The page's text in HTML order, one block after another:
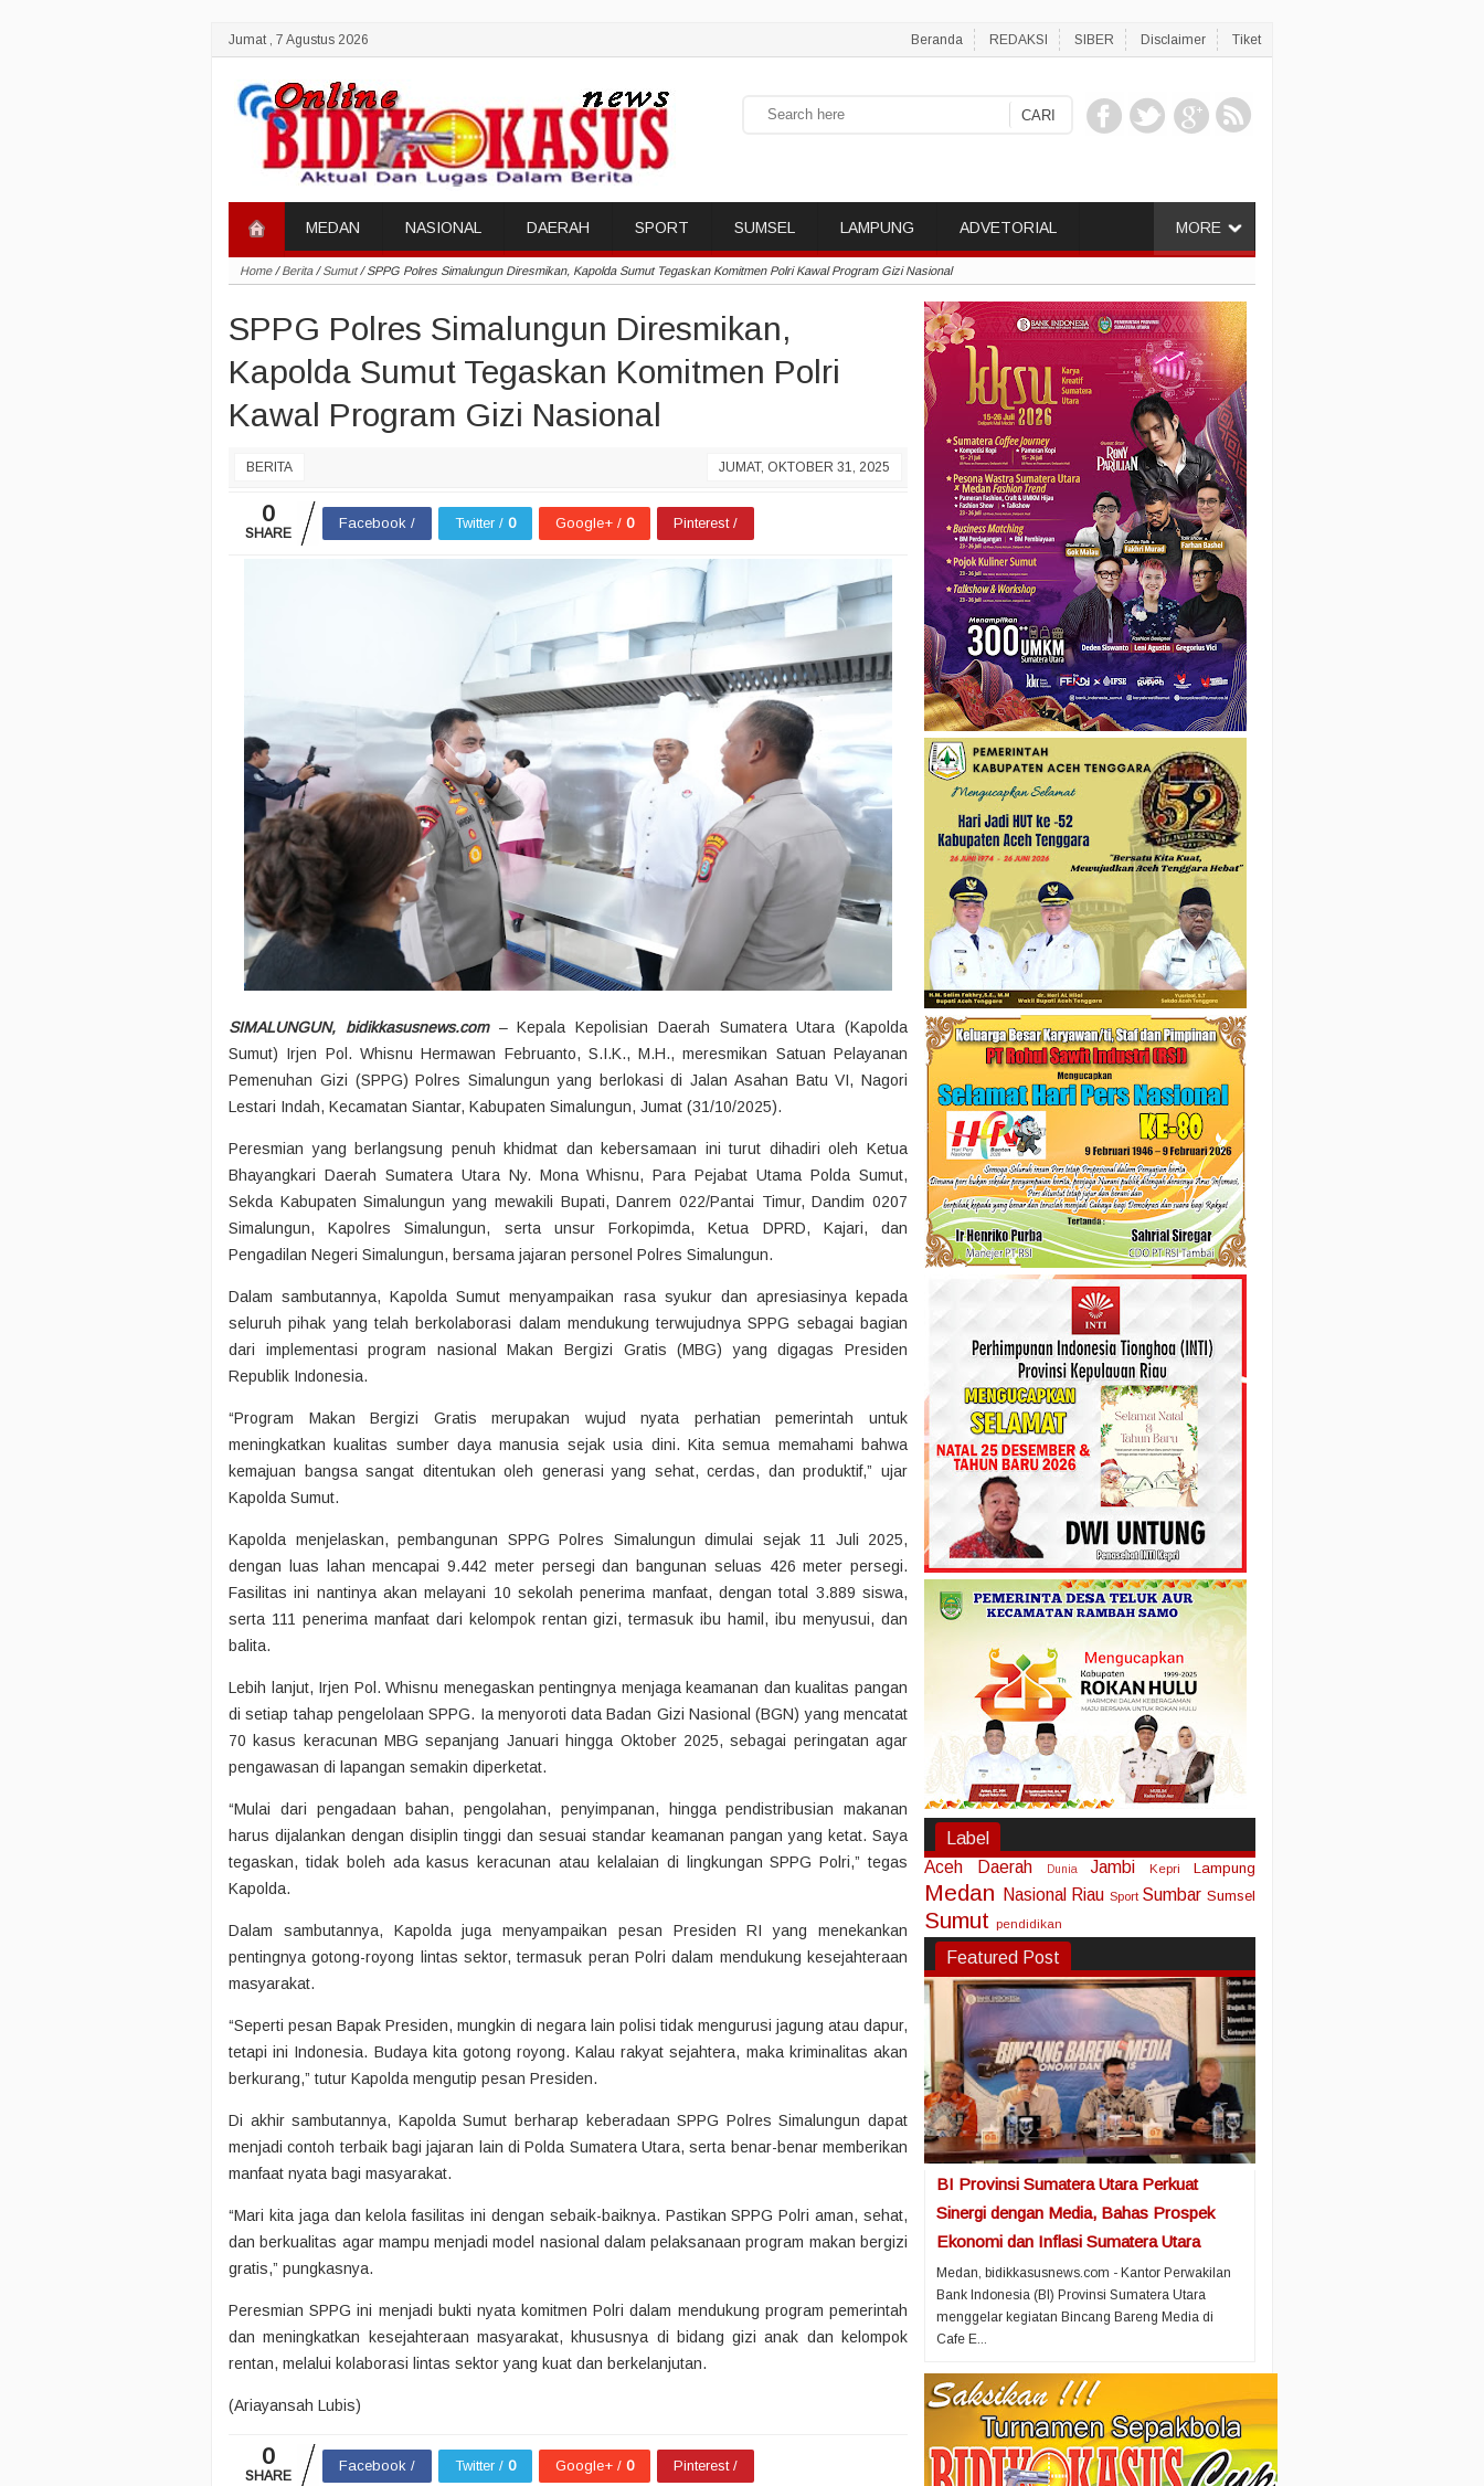
Jumat , 7 Agustus 2026 Beranda REDAKSI SIBER Disclaimer Tiket
MORE
MEDAN NASIONAL DAERAH SPORT SUMSEL LAMPUNG ADVETORIAL
Home/Berita/Sumut/SPPG Polres Simalungun Diresmikan, Kapolda Sumut Tegaskan Komitmen Polri Kawal Program Gizi Nasional
SPPG Polres Simalungun Diresmikan,
Kapolda Sumut Tegaskan Komitmen Polri
Kawal Program Gizi Nasional
BERITA JUMAT, OKTOBER 31, 2025
0
SHARE
Facebook / Twitter / 0 Google+ / 0 Pinterest /
SIMALUNGUN, bidikkasusnews.com– Kepala Kepolisian Daerah Sumatera Utara (Kapolda
Sumut) Irjen Pol. Whisnu Hermawan Februanto, S.I.K., M.H., meresmikan Satuan Pelayanan
Pemenuhan Gizi (SPPG) Polres Simalungun yang berlokasi di Jalan Asahan Batu VI, Nagori
Lestari Indah, Kecamatan Siantar, Kabupaten Simalungun, Jumat (31/10/2025).
Peresmian yang berlangsung penuh khidmat dan kebersamaan ini turut dihadiri oleh Ketua
Bhayangkari Daerah Sumatera Utara Ny. Mona Whisnu, Para Pejabat Utama Polda Sumut,
Sekda Kabupaten Simalungun yang mewakili Bupati, Danrem 022/Pantai Timur, Dandim 0207
Simalungun, Kapolres Simalungun, serta unsur Forkopimda, Ketua DPRD, Kajari, dan
Pengadilan Negeri Simalungun, bersama jajaran personel Polres Simalungun.
Dalam sambutannya, Kapolda Sumut menyampaikan rasa syukur dan apresiasinya kepada
seluruh pihak yang telah berkolaborasi dalam mendukung terwujudnya SPPG sebagai bagian
dari implementasi program nasional Makan Bergizi Gratis (MBG) yang digagas Presiden
Republik Indonesia.
“Program Makan Bergizi Gratis merupakan wujud nyata perhatian pemerintah untuk
meningkatkan kualitas sumber daya manusia sejak usia dini. Kita semua memahami bahwa
kemajuan bangsa sangat ditentukan oleh generasi yang sehat, cerdas, dan produktif,” ujar
Kapolda Sumut.
Kapolda menjelaskan, pembangunan SPPG Polres Simalungun dimulai sejak 11 Juli 2025,
dengan luas lahan mencapai 9.442 meter persegi dan bangunan seluas 426 meter persegi.
Fasilitas ini nantinya akan melayani 10 sekolah penerima manfaat, dengan total 3.889 siswa,
serta 111 penerima manfaat dari kelompok rentan gizi, termasuk ibu hamil, ibu menyusui, dan
balita.
Lebih lanjut, Irjen Pol. Whisnu menegaskan pentingnya menjaga keamanan dan kualitas pangan
di setiap tahap pengelolaan SPPG. Ia menyoroti data Badan Gizi Nasional (BGN) yang mencatat
70 kasus keracunan MBG sepanjang Januari hingga Oktober 2025, sebagai peringatan agar
pengawasan di lapangan semakin diperketat.
“Mulai dari pengadaan bahan, pengolahan, penyimpanan, hingga pendistribusian makanan
harus dijalankan dengan disiplin tinggi dan sesuai standar keamanan pangan yang ketat. Saya
tegaskan, tidak boleh ada kasus keracunan atau kelalaian di lingkungan SPPG Polri,” tegas
Kapolda.
Dalam sambutannya, Kapolda juga menyampaikan pesan Presiden RI yang menekankan
pentingnya gotong-royong lintas sektor, termasuk peran Polri dalam mendukung kesejahteraan
masyarakat.
“Seperti pesan Bapak Presiden, mungkin di negara lain polisi tidak mengurusi jagung atau dapur,
tetapi ini Indonesia. Budaya kita gotong royong. Kalau rakyat sejahtera, maka kriminalitas akan
berkurang,” tutur Kapolda mengutip pesan Presiden.
Di akhir sambutannya, Kapolda Sumut berharap keberadaan SPPG Polres Simalungun dapat
menjadi contoh terbaik bagi jajaran lain di Polda Sumatera Utara, serta benar-benar memberikan
manfaat nyata bagi masyarakat.
“Mari kita jaga dan kelola fasilitas ini dengan sebaik-baiknya. Pastikan SPPG Polri aman, sehat,
dan berkualitas agar mampu menjadi model nasional dalam pelaksanaan program makan bergizi
gratis,” pungkasnya.
Peresmian SPPG ini menjadi bukti nyata komitmen Polri dalam mendukung program pemerintah
dan meningkatkan kesejahteraan masyarakat, khususnya di bidang gizi anak dan kelompok
rentan, melalui kolaborasi lintas sektor yang kuat dan berkelanjutan.
(Ariayansah Lubis)
0
SHARE
Facebook / Twitter / 0 Google+ / 0 Pinterest /
Label
Aceh
Daerah Dunia Jambi Kepri Lampung
Medan Nasional Riau Sport Sumbar Sumsel
Sumut pendidikan
Featured Post
BI Provinsi Sumatera Utara Perkuat
Sinergi dengan Media, Bahas Prospek
Ekonomi dan Inflasi Sumatera Utara
Medan, bidikkasusnews.com - Kantor Perwakilan
Bank Indonesia (BI) Provinsi Sumatera Utara
menggelar kegiatan Bincang Bareng Media di
Cafe E...